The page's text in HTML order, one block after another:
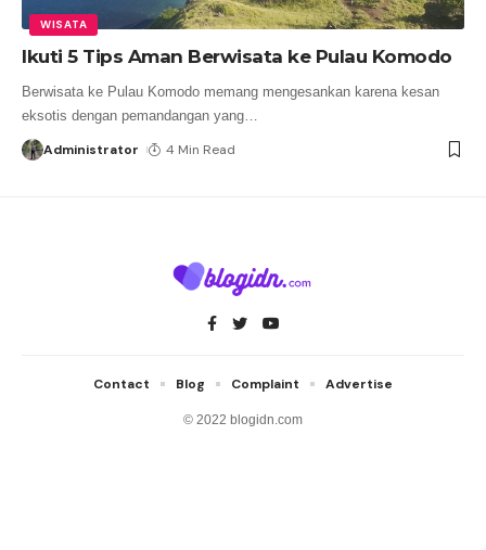
WISATA
Ikuti 5 Tips Aman Berwisata ke Pulau Komodo
Berwisata ke Pulau Komodo memang mengesankan karena kesan
eksotis dengan pemandangan yang
Administrator 4 Min Read
© 2022 blogidn.com
Contact Blog Complaint Advertise